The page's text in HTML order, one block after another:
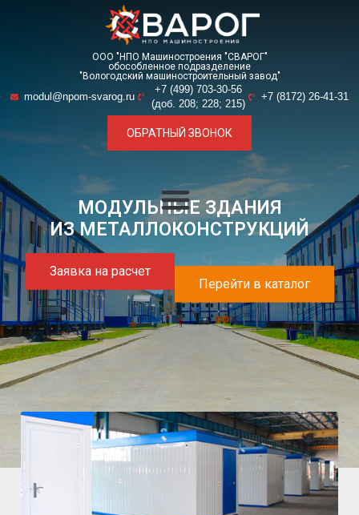
ООО "НПО Машиностроения "СВАРОГ"
обособленное подразделение
"Вологодский машиностроительный завод"
modul@npom-svarog.ru
+7 (499) 703-30-56
(доб. 208; 228; 215)
+7 (8172) 26-41-31
ОБРАТНЫЙ ЗВОНОК
МОДУЛЬНЫЕ ЗДАНИЯ
ИЗ МЕТАЛЛОКОНСТРУКЦИЙ
Заявка на расчет
Перейти в каталог